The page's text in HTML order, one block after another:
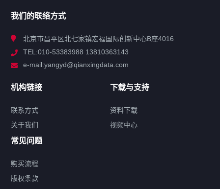
解决方案
联系方式
热门标签
我们的联络方式
北京市昌平区北七家镇宏福国际创新中心B座4016
TEL:010-53383988 13810363143
e-mail:yangyd@qianxingdata.com
机构链接
联系方式
关于我们
下载与支持
资料下载
视频中心
常见问题
购买流程
版权条款